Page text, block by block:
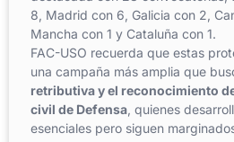
8, Madrid con 6, Galicia con 2,
Mancha con 1 y Cataluña con 1.
FAC-USO recuerda que estas
una campaña más amplia que
retributiva y el reconocimiento
civil de Defensa, quienes
esenciales pero siguen